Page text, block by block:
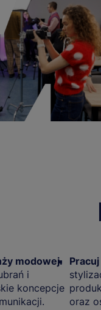
modowej.
i
koncepcje
oraz